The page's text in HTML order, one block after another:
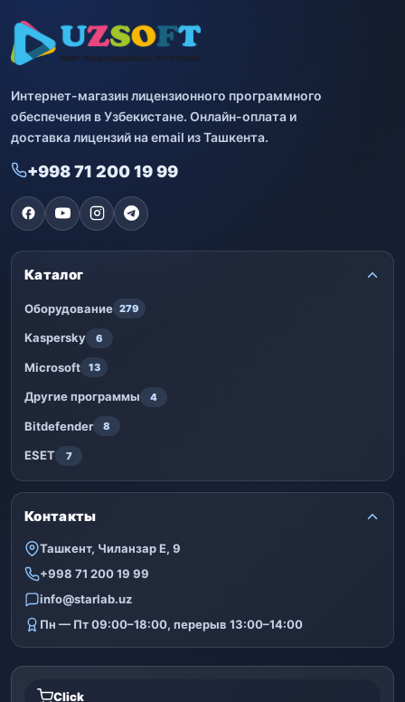
Интернет-магазин лицензионного программного
обеспечения в Узбекистане. Онлайн-оплата и
доставка лицензий на email из Ташкента.
+998 71 200 19 99
Каталог
Оборудование 279
Kaspersky 6
Microsoft 13
Другие программы 4
Bitdefender 8
ESET 7
Контакты
Ташкент, Чиланзар Е, 9
+998 71 200 19 99
info@starlab.uz
Пн — Пт 09:00–18:00, перерыв 13:00–14:00
Click